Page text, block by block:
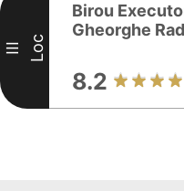
III Loc
Birou
Gheorghe
8.2